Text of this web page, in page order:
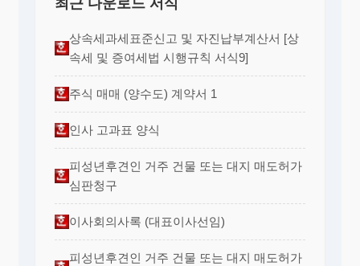
최근 다운로드 서식
상속세과세표준신고 및 자진납부계산서 [상
속세 및 증여세법 시행규칙 서식9]
주식 매매 (양수도) 계약서 1
인사 고과표 양식
피성년후견인 거주 건물 또는 대지 매도허가
심판청구
이사회의사록 (대표이사선임)
피성년후견인 거주 건물 또는 대지 매도허가